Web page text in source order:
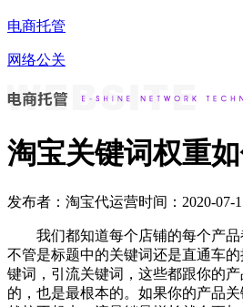
电商托管
网络公关
淘宝关键词权重
发布者：淘宝代运营时间：2020-07-
我们都知道每个店铺的每个产品
不管是标题中的关键词还是直通车
键词，引流关键词，这些都跟你的
的，也是最根本的。如果你的产品